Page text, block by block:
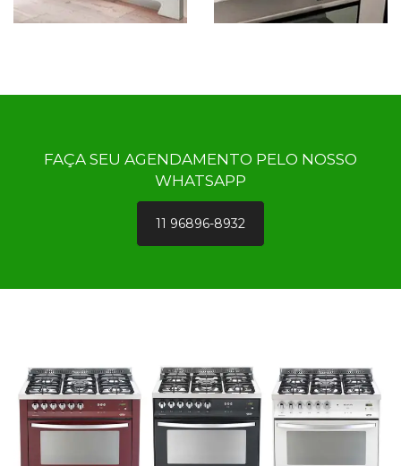
FAÇA SEU AGENDAMENTO PELO NOSSO
WHATSAPP
11 96896-8932